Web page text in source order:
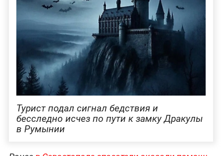
Турист подал сигнал бедствия и
бесследно исчез по пути к замку Дракулы
в Румынии